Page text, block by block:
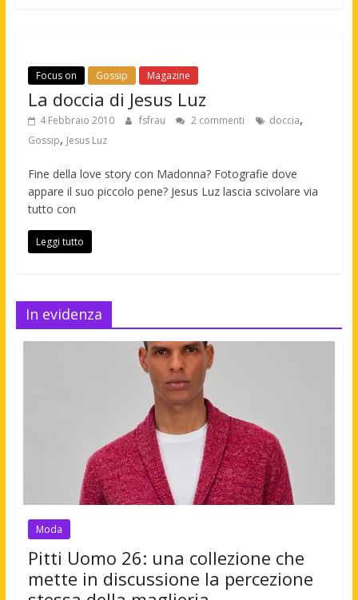
Focus on Gossip Magazine
La doccia di Jesus Luz
4 Febbraio 2010 fsfrau 2 commenti doccia,
Gossip, Jesus Luz
Fine della love story con Madonna? Fotografie dove
appare il suo piccolo pene? Jesus Luz lascia scivolare via
tutto con
Leggi tutto
In evidenza
Moda
Pitti Uomo 26: una collezione che
mette in discussione la percezione